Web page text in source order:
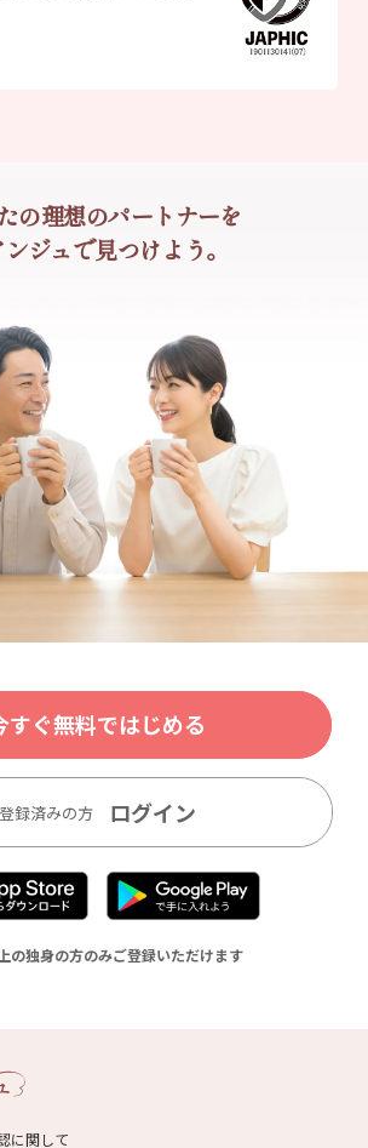
の理想のパートナーを
ンジュで見つけよう。
すぐ無料ではじめる
登録済みの方 ログイン
の独身の方のみご登録いただけます
に関して